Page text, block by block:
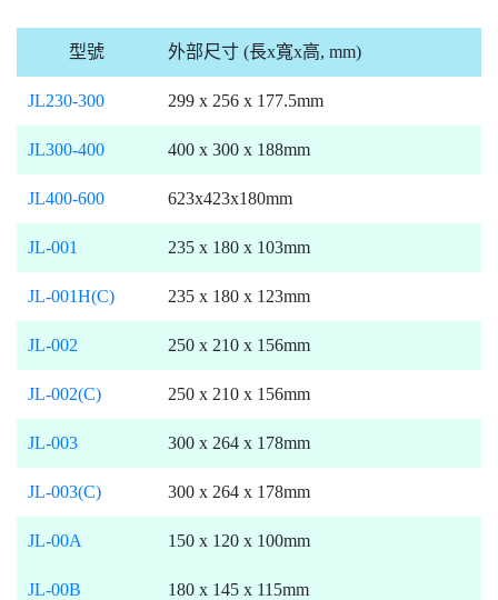
型號 外部尺寸 (長x寬x高, mm)
JL230-300 299 x 256 x 177.5mm
JL300-400 400 x 300 x 188mm
JL400-600 623x423x180mm
JL-001 235 x 180 x 103mm
JL-001H(C) 235 x 180 x 123mm
JL-002 250 x 210 x 156mm
JL-002(C) 250 x 210 x 156mm
JL-003 300 x 264 x 178mm
JL-003(C) 300 x 264 x 178mm
JL-00A 150 x 120 x 100mm
JL-00B 180 x 145 x 115mm